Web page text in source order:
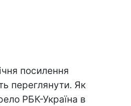
посилення
переглянути. Як
РБК-Україна в